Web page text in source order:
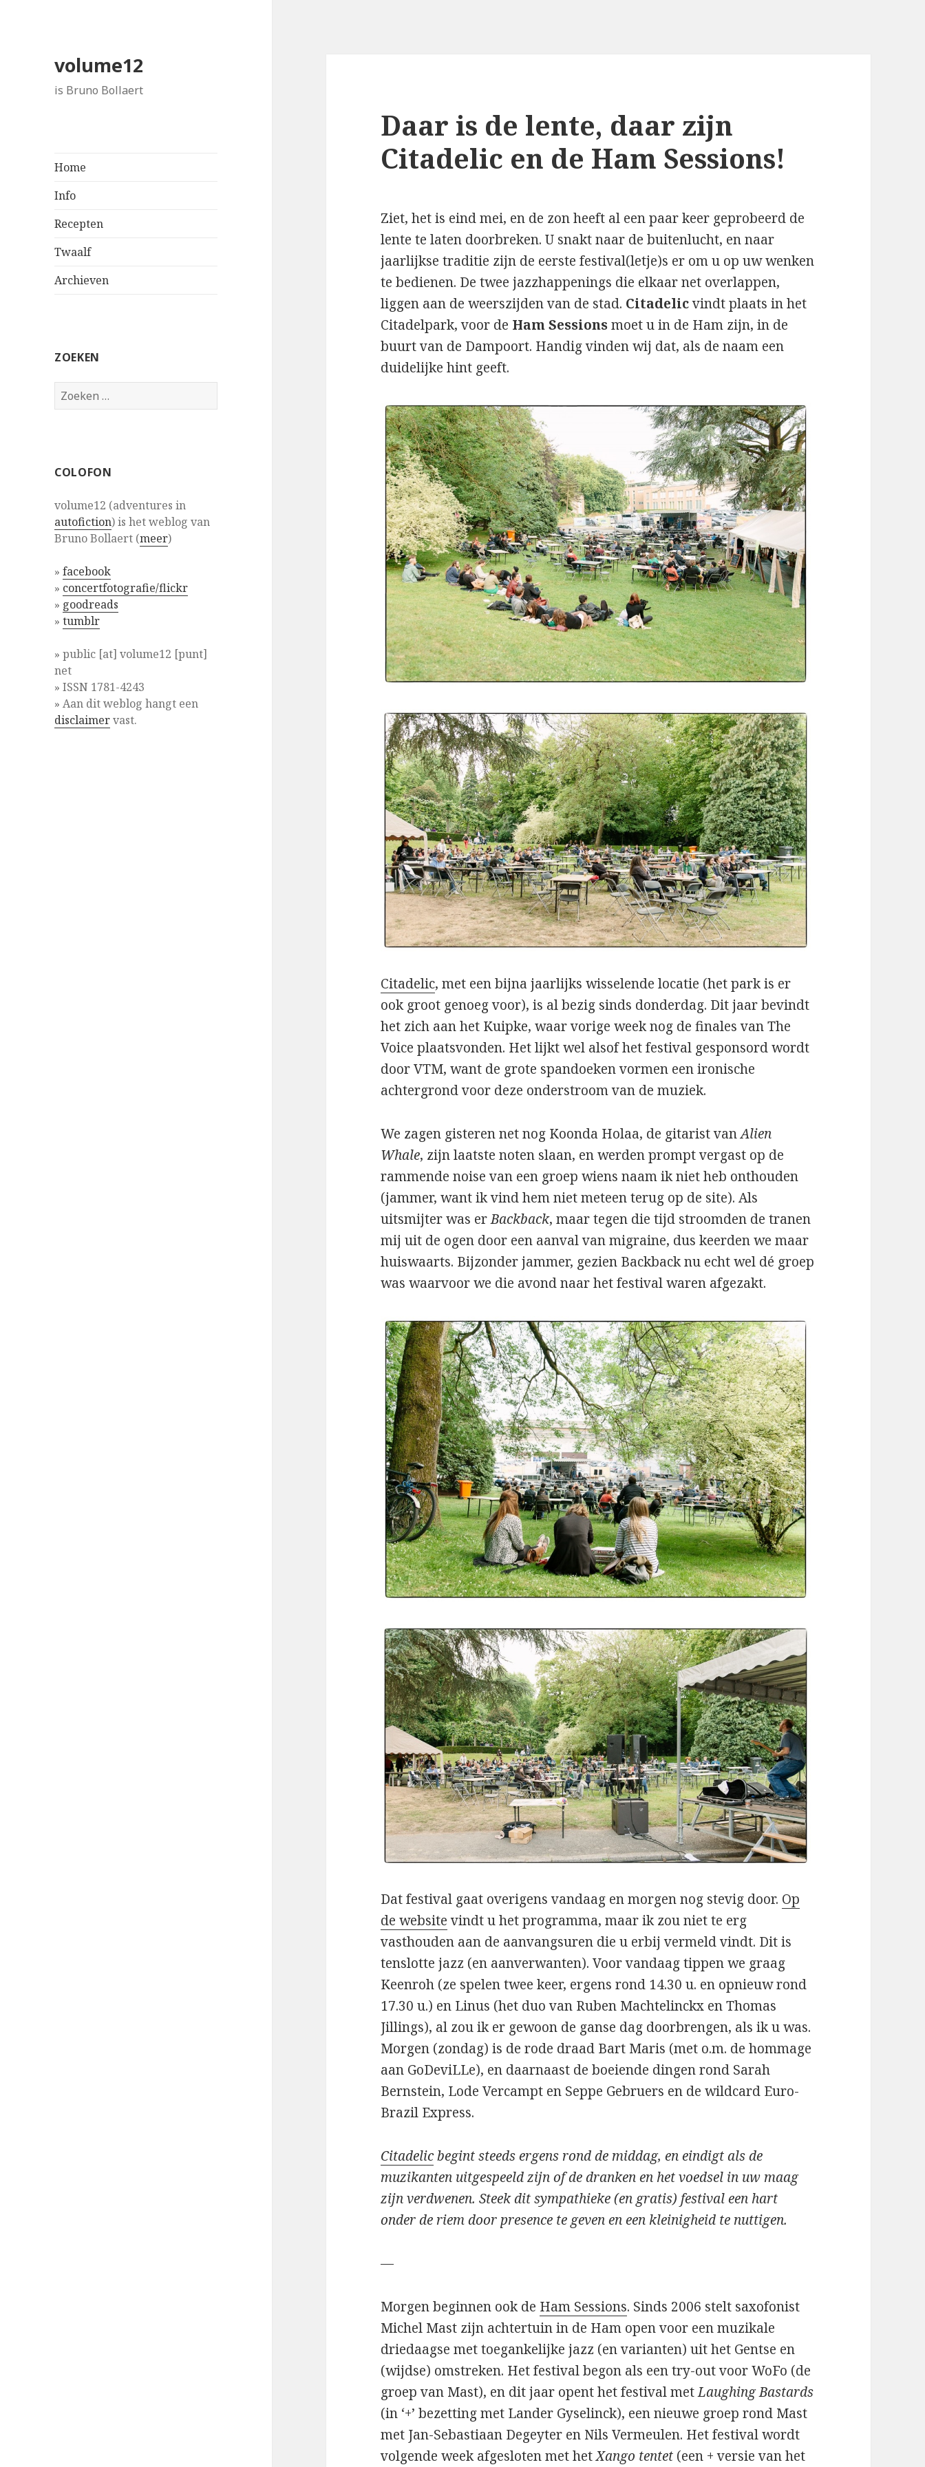
volume12
is Bruno Bollaert
Home
Info
Recepten
Twaalf
Archieven
ZOEKEN
Zoeken
naar:
COLOFON
volume12 (adventures in
autofiction) is het weblog van
Bruno Bollaert (meer)
»facebook
» concertfotografie/flickr
» goodreads
»tumblr
» public [at] volume12 [punt]
net
» ISSN 1781-4243
» Aan dit weblog hangt een
disclaimervast.
Daar is de lente, daar zijn
Citadelic en de Ham Sessions!
Ziet, het is eind mei, en de zon heeft al een paar keer geprobeerd de
lente te laten doorbreken. U snakt naar de buitenlucht, en naar
jaarlijkse traditie zijn de eerste festival(letje)s er om u op uw wenken
te bedienen. De twee jazzhappenings die elkaar net overlappen,
liggen aan de weerszijden van de stad. Citadelicvindt plaats in het
Citadelpark, voor de Ham Sessionsmoet u in de Ham zijn, in de
buurt van de Dampoort. Handig vinden wij dat, als de naam een
duidelijke hint geeft.
Citadelic, met een bijna jaarlijks wisselende locatie (het park is er
ook groot genoeg voor), is al bezig sinds donderdag. Dit jaar bevindt
het zich aan het Kuipke, waar vorige week nog de finales van The
Voice plaatsvonden. Het lijkt wel alsof het festival gesponsord wordt
door VTM, want de grote spandoeken vormen een ironische
achtergrond voor deze onderstroom van de muziek.
We zagen gisteren net nog Koonda Holaa, de gitarist vanAlien
Whale, zijn laatste noten slaan, en werden prompt vergast op de
rammende noise van een groep wiens naam ik niet heb onthouden
(jammer, want ik vind hem niet meteen terug op de site). Als
uitsmijter was erBackback, maar tegen die tijd stroomden de tranen
mij uit de ogen door een aanval van migraine, dus keerden we maar
huiswaarts. Bijzonder jammer, gezien Backback nu echt wel dé groep
was waarvoor we die avond naar het festival waren afgezakt.
Dat festival gaat overigens vandaag en morgen nog stevig door. Op
de websitevindt u het programma, maar ik zou niet te erg
vasthouden aan de aanvangsuren die u erbij vermeld vindt. Dit is
tenslotte jazz (en aanverwanten). Voor vandaag tippen we graag
Keenroh (ze spelen twee keer, ergens rond 14.30 u. en opnieuw rond
17.30 u.) en Linus (het duo van Ruben Machtelinckx en Thomas
Jillings), al zou ik er gewoon de ganse dag doorbrengen, als ik u was.
Morgen (zondag) is de rode draad Bart Maris (met o.m. de hommage
aan GoDeviLLe), en daarnaast de boeiende dingen rond Sarah
Bernstein, Lode Vercampt en Seppe Gebruers en de wildcard Euro-
Brazil Express.
Citadelicbegint steeds ergens rond de middag, en eindigt als de
muzikanten uitgespeeld zijn of de dranken en het voedsel in uw maag
zijn verdwenen. Steek dit sympathieke (en gratis) festival een hart
onder de riem door presence te geven en een kleinigheid te nuttigen.
—
Morgen beginnen ook de Ham Sessions. Sinds 2006 stelt saxofonist
Michel Mast zijn achtertuin in de Ham open voor een muzikale
driedaagse met toegankelijke jazz (en varianten) uit het Gentse en
(wijdse) omstreken. Het festival begon als een try-out voor WoFo (de
groep van Mast), en dit jaar opent het festival metLaughing Bastards
(in ‘+’ bezetting met Lander Gyselinck), een nieuwe groep rond Mast
met Jan-Sebastiaan Degeyter en Nils Vermeulen. Het festival wordt
volgende week afgesloten met hetXango tentet (een + versie van het